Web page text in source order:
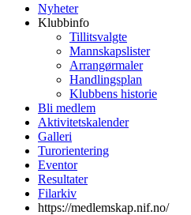
Nyheter
Klubbinfo
Tillitsvalgte
Mannskapslister
Arrangørmaler
Handlingsplan
Klubbens historie
Bli medlem
Aktivitetskalender
Galleri
Turorientering
Eventor
Resultater
Filarkiv
https://medlemskap.nif.no/